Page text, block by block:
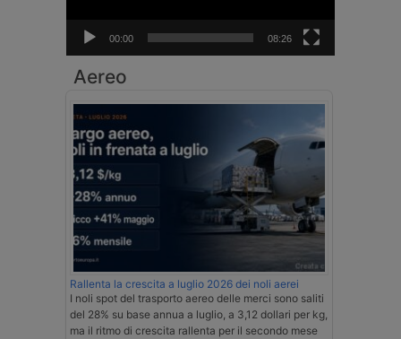
00:00 08:26
Aereo
Rallenta la crescita a luglio 2026 dei noli aerei
I noli spot del trasporto aereo delle merci sono saliti
del 28% su base annua a luglio, a 3,12 dollari per kg,
ma il ritmo di crescita rallenta per il secondo mese